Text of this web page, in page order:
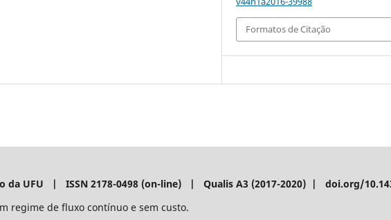
Formatos de Citação
da UFU | ISSN 2178-0498 (on-line) | Qualis A3 (2017-2020) | doi.org/
regime de fluxo contínuo e sem custo.